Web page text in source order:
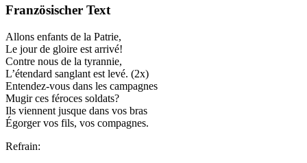
Französischer Text
Allons enfants de la Patrie,
Le jour de gloire est arrivé!
Contre nous de la tyrannie,
L’étendard sanglant est levé. (2x)
Entendez-vous dans les campagnes
Mugir ces féroces soldats?
Ils viennent jusque dans vos bras
Égorger vos fils, vos compagnes.
Refrain: